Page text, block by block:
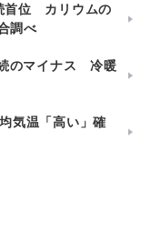
首位 カリウムの
調べ
のマイナス 冷暖
気温「高い」確